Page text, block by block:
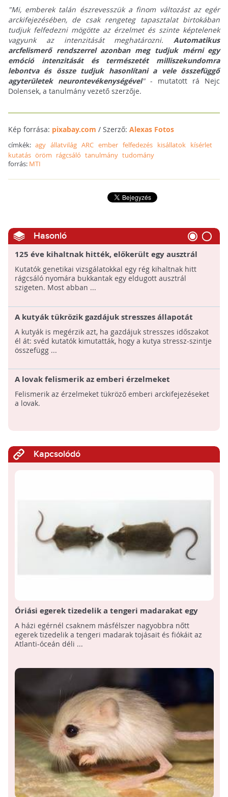
"Mi, emberek talán észrevesszük a finom változást az egér
arckifejezésében, de csak rengeteg tapasztalat birtokában
tudjuk felfedezni mögötte az érzelmet és szinte képtelenek
vagyunk az intenzitását meghatározni.Automatikus
arcfelismerő rendszerrel azonban meg tudjuk mérni egy
emóció intenzitását és természetét milliszekundomra
lebontva és össze tudjuk hasonlítani a vele összefüggő
agyterületek neurontevékenységével"- mutatott rá Nejc
Dolensek, a tanulmány vezető szerzője.
Kép forrása: pixabay.com / Szerző: Alexas Fotos
címkék: agy állatvilág ARC ember felfedezés kisállatok kísérlet
kutatás öröm rágcsáló tanulmány tudomány
forrás: MTI
Hasonló
125 éve kihaltnak hitték, előkerült egy ausztrál
egérfaj
Kutatók genetikai vizsgálatokkal egy rég kihaltnak hitt
rágcsáló nyomára bukkantak egy eldugott ausztrál
szigeten. Most abban ...
A kutyák tükrözik gazdájuk stresszes állapotát
A kutyák is megérzik azt, ha gazdájuk stresszes időszakot
él át: svéd kutatók kimutatták, hogy a kutya stressz-szintje
összefügg ...
A lovak felismerik az emberi érzelmeket
Felismerik az érzelmeket tükröző emberi arckifejezéseket
a lovak.
Kapcsolódó
Óriási egerek tizedelik a tengeri madarakat egy
atlanti-óceáni szigeten
A házi egérnél csaknem másfélszer nagyobbra nőtt
egerek tizedelik a tengeri madarak tojásait és fiókáit az
Atlanti-óceán déli ...